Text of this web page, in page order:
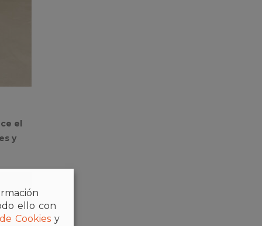
el
y
ello con
Cookies y